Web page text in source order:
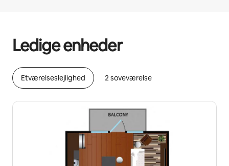
Ledige enheder
Etværelseslejlighed 2 soveværelse